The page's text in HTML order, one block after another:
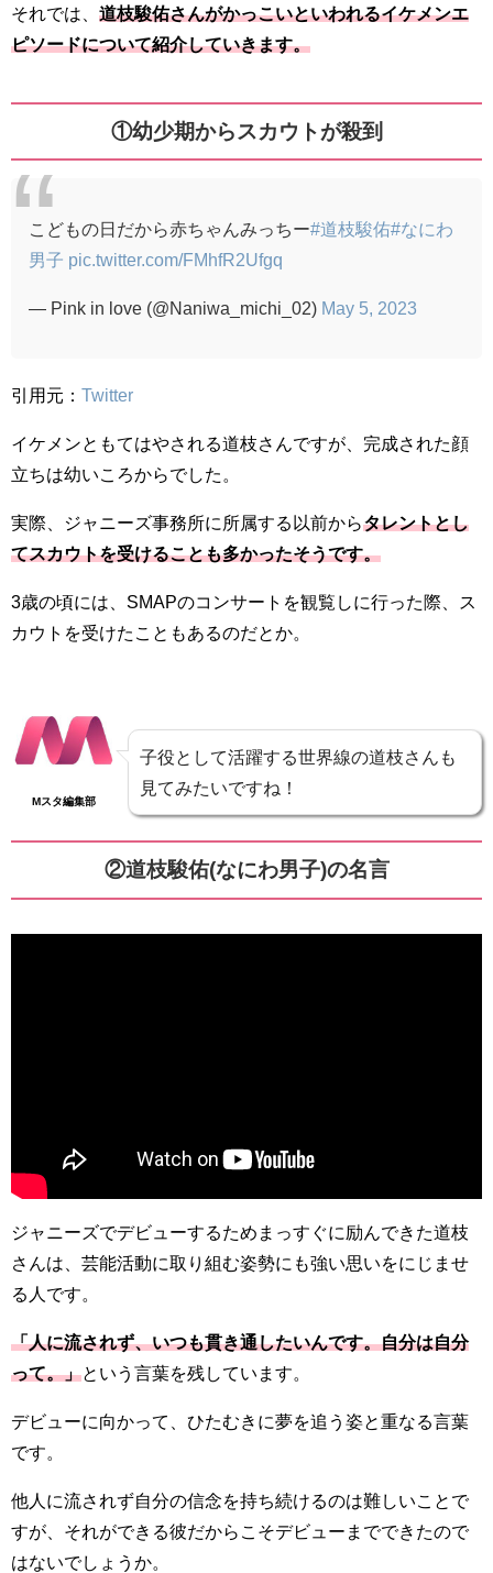
それでは、 道枝駿佑さんがかっこいといわれるイケメンエ
ピソードについて紹介していきます。
①幼少期からスカウトが殺到
こどもの日だから赤ちゃんみっちー#道枝駿佑#なにわ
男子 pic.twitter.com/FMhfR2Ufgq
— Pink in love (@Naniwa_michi_02) May 5, 2023
引用元： Twitter
イケメンともてはやされる道枝さんですが、完成された顔
立ちは幼いころからでした。
実際、ジャニーズ事務所に所属する以前からタレントとし
てスカウトを受けることも多かったそうです。
3歳の頃には、SMAPのコンサートを観覧しに行った際、ス
カウトを受けたこともあるのだとか。
Mスタ編集部
子役として活躍する世界線の道枝さんも
見てみたいですね！
②道枝駿佑(なにわ男子)の名言
ジャニーズでデビューするためまっすぐに励んできた道枝
さんは、芸能活動に取り組む姿勢にも強い思いをにじませ
る人です。
「人に流されず、いつも貫き通したいんです。自分は自分
って。」という言葉を残しています。
デビューに向かって、ひたむきに夢を追う姿と重なる言葉
です。
他人に流されず自分の信念を持ち続けるのは難しいことで
すが、それができる彼だからこそデビューまでできたので
はないでしょうか。